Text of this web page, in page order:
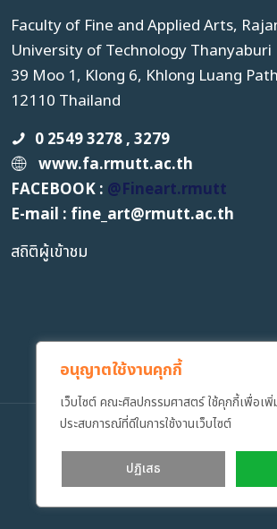
อนุญาตใช้งานคุกกี้
เว็บไซต์ คณะศิลปกรรมศาสตร์ ใช้คุกกี้เพื่อเ
ประสบการณ์ที่ดีในการใช้งานเว็บไซต์
ปฏิเสธ
Faculty of Fine and Applied Arts,
University of Technology Thanyaburi
39 Moo 1, Klong 6, Khlong Luang
12110 Thailand
0 2549 3278 , 3279
www.fa.rmutt.ac.th
FACEBOOK : @Fineart.rmutt
E-mail : fine_art@rmutt.ac.th
สถิติผู้เข้าชม